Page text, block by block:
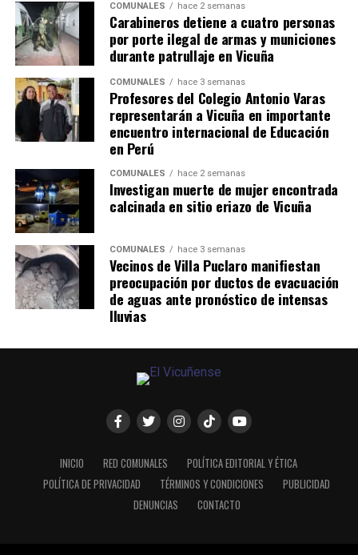
COMUNALES hace 2 semanas
Carabineros detiene a cuatro personas
por porte ilegal de armas y municiones
durante patrullaje en Vicuña
COMUNALES hace 3 semanas
Profesores del Colegio Antonio Varas
representarán a Vicuña en importante
encuentro internacional de Educación
en Perú
COMUNALES hace 2 semanas
Investigan muerte de mujer encontrada
calcinada en sitio eriazo de Vicuña
COMUNALES hace 3 semanas
Vecinos de Villa Puclaro manifiestan
preocupación por ductos de evacuación
de aguas ante pronóstico de intensas
lluvias
INICIO RED COMUNALES
POLÍTICA EDITORIAL Y ÉTICA
POLÍTICA DE PRIVACIDAD
TÉRMINOS Y CONDICIONES
PUBLICIDAD
DENUNCIAS
CONTACTO